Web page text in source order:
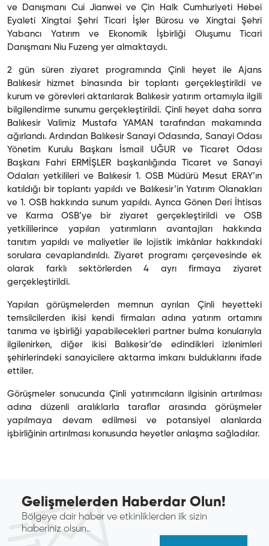
ve Danışmanı Cui Jianwei ve Çin Halk Cumhuriyeti Hebei
Eyaleti Xingtai Şehri Ticari İşler Bürosu ve Xingtai Şehri
Yabancı Yatırım ve Ekonomik İşbirliği Oluşumu Ticari
Danışmanı Niu Fuzeng yer almaktaydı.
2 gün süren ziyaret programında Çinli heyet ile Ajans
Balıkesir hizmet binasında bir toplantı gerçekleştirildi ve
kurum ve görevleri aktarılarak Balıkesir yatırım ortamıyla ilgili
bilgilendirme sunumu gerçekleştirildi. Çinli heyet daha sonra
Balıkesir Valimiz Mustafa YAMAN tarafından makamında
ağırlandı. Ardından Balıkesir Sanayi Odasında, Sanayi Odası
Yönetim Kurulu Başkanı İsmail UĞUR ve Ticaret Odası
Başkanı Fahri ERMİŞLER başkanlığında Ticaret ve Sanayi
Odaları yetkilileri ve Balıkesir 1. OSB Müdürü Mesut ERAY’ın
katıldığı bir toplantı yapıldı ve Balıkesir’in Yatırım Olanakları
ve 1. OSB hakkında sunum yapıldı. Ayrıca Gönen Deri İhtisas
ve Karma OSB’ye bir ziyaret gerçekleştirildi ve OSB
yetkililerince yapılan yatırımların avantajları hakkında
tanıtım yapıldı ve maliyetler ile lojistik imkânlar hakkındaki
sorulara cevaplandırıldı. Ziyaret programı çerçevesinde ek
olarak farklı sektörlerden 4 ayrı firmaya ziyaret
gerçekleştirildi.
Yapılan görüşmelerden memnun ayrılan Çinli heyetteki
temsilcilerden ikisi kendi firmaları adına yatırım ortamını
tanıma ve işbirliği yapabilecekleri partner bulma konularıyla
ilgilenirken, diğer ikisi Balıkesir’de edindikleri izlenimleri
şehirlerindeki sanayicilere aktarma imkanı bulduklarını ifade
ettiler.
Görüşmeler sonucunda Çinli yatırımcıların ilgisinin artırılması
adına düzenli aralıklarla taraflar arasında görüşmeler
yapılmaya devam edilmesi ve potansiyel alanlarda
işbirliğinin artırılması konusunda heyetler anlaşma sağladılar.
Gelişmelerden Haberdar Olun!
Bölgeye dair haber ve etkinliklerden ilk sizin
haberiniz olsun..